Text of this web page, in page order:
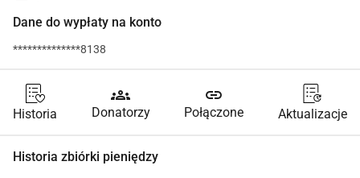
Dane do wypłaty na konto
**************8138
Historia
groups
Donatorzy
link
Połączone Aktualizacje
Historia zbiórki pieniędzy